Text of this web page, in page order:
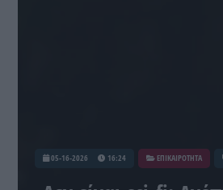
05-16-2026 16:24 ΕΠΙΚΑΙΡΟΤΗΤΑ